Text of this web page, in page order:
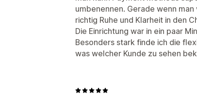
umbenennen. Gerade wenn
richtig Ruhe und Klarheit in den
Die Einrichtung war in ein paar
Besonders stark finde ich die
was welcher Kunde zu sehen